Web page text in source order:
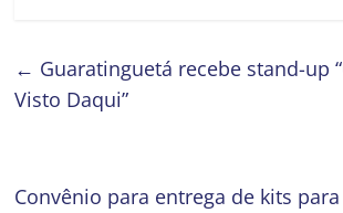
← Guaratinguetá recebe stand-up
Visto Daqui”
Convênio para entrega de kits